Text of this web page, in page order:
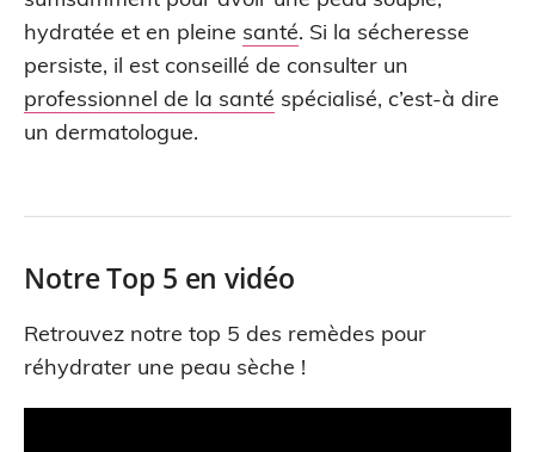
hydratée et en pleine santé. Si la sécheresse
persiste, il est conseillé de consulter un
professionnel de la santé spécialisé, c’est-à dire
un dermatologue.
Notre Top 5 en vidéo
Retrouvez notre top 5 des remèdes pour
réhydrater une peau sèche !